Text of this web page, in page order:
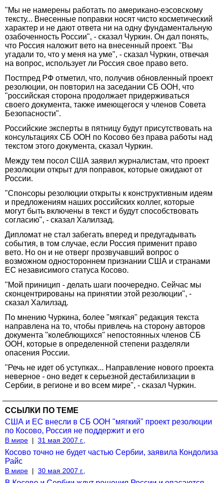
"Мы не намерены работать по американо-еэсовскому
тексту... Внесенные поправки носят чисто косметический
характер и не дают ответа ни на одну фундаментальную
озабоченность России", - сказал Чуркин. Он дал понять,
что Россия наложит вето на внесенный проект. "Вы
угадали то, что у меня на уме", - сказал Чуркин, отвечая
на вопрос, использует ли Россия свое право вето.
Постпред РФ отметил, что, получив обновленный проект
резолюции, он повторил на заседании СБ ООН, что
"российская сторона продолжает придерживаться
своего документа, также имеющегося у членов Совета
Безопасности".
Российские эксперты в пятницу будут присутствовать на
консультациях СБ ООН по Косово без права работы над
текстом этого документа, сказал Чуркин.
Между тем посол США заявил журналистам, что проект
резолюции открыт для поправок, которые ожидают от
России.
"Спонсоры резолюции открыты к конструктивным идеям
и предложениям наших российских коллег, которые
могут быть включены в текст и будут способствовать
согласию", - сказал Халилзад.
Дипломат не стал забегать вперед и предугадывать
события, в том случае, если Россия применит право
вето. Но он и не отверг прозвучавший вопрос о
возможном одностороннем признании США и странами
ЕС независимого статуса Косово.
"Мой приницип - делать шаги поочередно. Сейчас мы
сконцентрированы на принятии этой резолюции", -
сказал Халилзад.
По мнению Чуркина, более "мягкая" редакция текста
направлена на то, чтобы привлечь на сторону авторов
документа "колеблющихся" непостоянных членов СБ
ООН, которые в определенной степени разделяли
опасения России.
"Речь не идет об уступках... Направление нового проекта
неверное - оно ведет к серьезной дестабилизации в
Сербии, в регионе и во всем мире", - сказал Чуркин.
ССЫЛКИ ПО ТЕМЕ
США и ЕС внесли в СБ ООН "мягкий" проект резолюции
по Косово, Россия не поддержит и его
В мире | 31 мая 2007 г.,
Косово точно не будет частью Сербии, заявила Кондолиза
Райс
В мире | 30 мая 2007 г.,